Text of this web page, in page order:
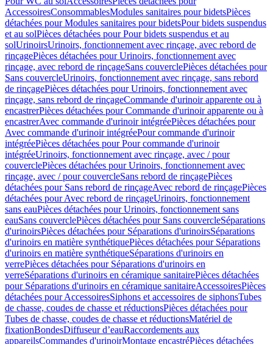
AccessoiresConsommablesModules sanitaires pour bidetsPièces
détachées pour Modules sanitaires pour bidetsPour bidets suspendus
et au solPièces détachées pour Pour bidets suspendus et au
solUrinoirsUrinoirs, fonctionnement avec rinçage, avec rebord de
rinçagePièces détachées pour Urinoirs, fonctionnement avec
rinçage, avec rebord de rinçageSans couverclePièces détachées pour
Sans couvercleUrinoirs, fonctionnement avec rinçage, sans rebord
de rinçagePièces détachées pour Urinoirs, fonctionnement avec
rinçage, sans rebord de rinçageCommande d'urinoir apparente ou à
encastrerPièces détachées pour Commande d'urinoir apparente ou à
encastrerAvec commande d'urinoir intégréePièces détachées pour
Avec commande d'urinoir intégréePour commande d'urinoir
intégréePièces détachées pour Pour commande d'urinoir
intégréeUrinoirs, fonctionnement avec rinçage, avec / pour
couverclePièces détachées pour Urinoirs, fonctionnement avec
rinçage, avec / pour couvercleSans rebord de rinçagePièces
détachées pour Sans rebord de rinçageAvec rebord de rinçagePièces
détachées pour Avec rebord de rinçageUrinoirs, fonctionnement
sans eauPièces détachées pour Urinoirs, fonctionnement sans
eauSans couverclePièces détachées pour Sans couvercleSéparations
d'urinoirsPièces détachées pour Séparations d'urinoirsSéparations
d'urinoirs en matière synthétiquePièces détachées pour Séparations
d'urinoirs en matière synthétiqueSéparations d'urinoirs en
verrePièces détachées pour Séparations d'urinoirs en
verreSéparations d'urinoirs en céramique sanitairePièces détachées
pour Séparations d'urinoirs en céramique sanitaireAccessoiresPièces
détachées pour AccessoiresSiphons et accessoires de siphonsTubes
de chasse, coudes de chasse et réductionsPièces détachées pour
Tubes de chasse, coudes de chasse et réductionsMatériel de
fixationBondesDiffuseur d’eauRaccordements aux
appareilsCommandes d'urinoirMontage encastréPièces détachées